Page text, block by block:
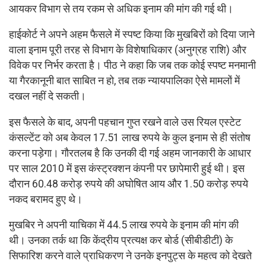
आयकर विभाग से तय रकम से अधिक इनाम की मांग की गई थी।
हाईकोर्ट ने अपने अहम फैसले में स्पष्ट किया कि मुखबिरों को दिया जाने
वाला इनाम पूरी तरह से विभाग के विशेषाधिकार (अनुग्रह राशि) और
विवेक पर निर्भर करता है। पीठ ने कहा कि जब तक कोई स्पष्ट मनमानी
या गैरकानूनी बात साबित न हो, तब तक न्यायपालिका ऐसे मामलों में
दखल नहीं दे सकती।
इस फैसले के बाद, अपनी पहचान गुप्त रखने वाले उस रियल एस्टेट
कंसल्टेंट को अब केवल 17.51 लाख रुपये के कुल इनाम से ही संतोष
करना पड़ेगा। गौरतलब है कि उनकी दी गई अहम जानकारी के आधार
पर साल 2010 में इस कंस्ट्रक्शन कंपनी पर छापेमारी हुई थी। इस
दौरान 60.48 करोड़ रुपये की अघोषित आय और 1.50 करोड़ रुपये
नकद बरामद हुए थे।
मुखबिर ने अपनी याचिका में 44.5 लाख रुपये के इनाम की मांग की
थी। उनका तर्क था कि केंद्रीय प्रत्यक्ष कर बोर्ड (सीबीडीटी) के
सिफारिश करने वाले प्राधिकरण ने उनके इनपुट्स के महत्व को देखते